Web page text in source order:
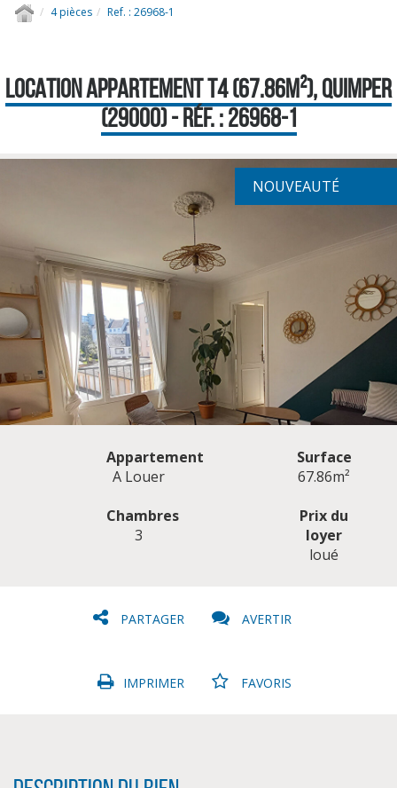
4 pièces Ref. : 26968-1
LOCATION APPARTEMENT T4 (67.86M²), QUIMPER
(29000) - RÉF. : 26968-1
NOUVEAUTÉ
Appartement
A Louer
Surface
67.86m²
Chambres
3
Prix du
loyer
loué
PARTAGER AVERTIR
IMPRIMER FAVORIS